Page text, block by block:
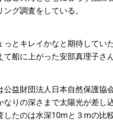
グ調査をしている。
っとキレイかなと期待して
船に上がった安部真理子さん
公益財団法人日本自然保護協
なりの深さまで太陽光が差し
したのは水深10mと３mの比